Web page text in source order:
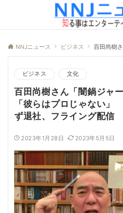
NNJニュース ビジネス 百田尚樹さん「闇鍋ジャー
ビジネス 文化
百田尚樹さん「闇鍋ジャ
「彼らはプロじゃない
ず退社、フライング配信
2023年1月28日 2023年5月5日